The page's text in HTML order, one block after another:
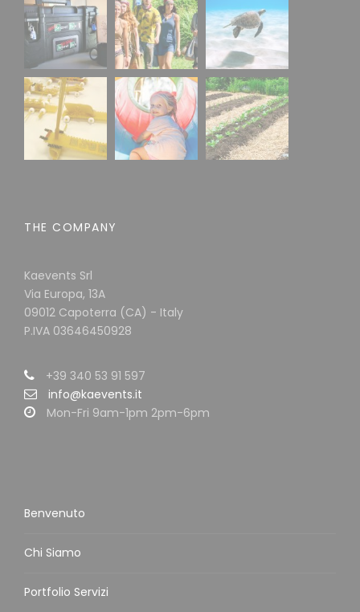
THE COMPANY
Kaevents Srl
Via Europa, 13A
09012 Capoterra (CA) - Italy
P.IVA 03646450928
+39 340 53 91 597
info@kaevents.it
Mon-Fri 9am-1pm 2pm-6pm
Benvenuto
Chi Siamo
Portfolio Servizi